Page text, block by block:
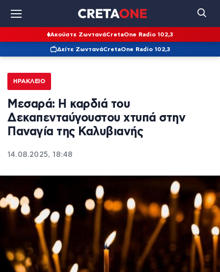
Ακούστε ΖωντανάCretaOne Radio 102,3
Δείτε ΖωντανάCretaOne Radio 102,3
ΗΡΆΚΛΕΙΟ
Μεσαρά: Η καρδιά του
Δεκαπενταύγουστου χτυπά στην
Παναγία της Καλυβιανής
14.08.2025, 18:48